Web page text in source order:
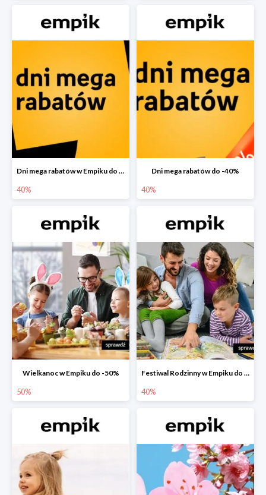
Dni mega rabatów w Empiku do -40%
40%
Dni mega rabatów do -40%
40%
Wielkanoc w Empiku do -50%
50%
Festiwal Rodzinny w Empiku do -40%
40%